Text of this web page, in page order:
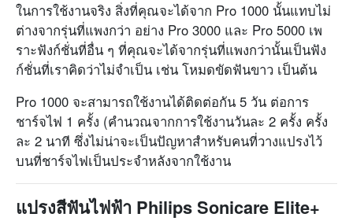
ในการใช้งานจริง สิ่งที่คุณจะได้จาก Pro 1000 นั้นแทบไม่
ต่างจากรุ่นที่แพงกว่า อย่าง Pro 3000 และ Pro 5000 เพ
ราะฟังก์ชั่นที่อื่น ๆ ที่คุณจะได้จากรุ่นที่แพงกว่านั้นเป็นฟัง
ก์ชั่นที่เราคิดว่าไม่จำเป็น เช่น โหมดขัดฟันขาว เป็นต้น
Pro 1000 จะสามารถใช้งานได้ติดต่อกัน 5 วัน ต่อการ
ชาร์จไฟ 1 ครั้ง (คำนวณจากการใช้งานวันละ 2 ครั้ง ครั้ง
ละ 2 นาที ซึ่งไม่น่าจะเป็นปัญหาสำหรับคนที่วางแปรงไว้
บนที่ชาร์จไฟเป็นประจำหลังจากใช้งาน
แปรงสีฟันไฟฟ้า Philips Sonicare Elite+